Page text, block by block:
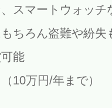
スマートウォッチ
ちろん盗難や紛失
能
10万円/年まで）